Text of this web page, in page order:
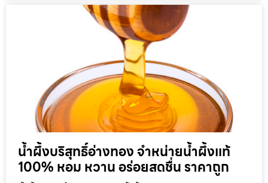
น้ำผึ้งบริสุทธิ์อ่างทอง จำหน่ายน้ำผึ้งแท้
100% หอม หวาน อร่อยสดชื่น ราคาถูก